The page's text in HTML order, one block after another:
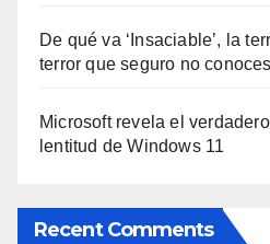
De qué va ‘Insaciable’, la
terror que seguro no
Microsoft revela el
lentitud de Windows 11
Recent Comments